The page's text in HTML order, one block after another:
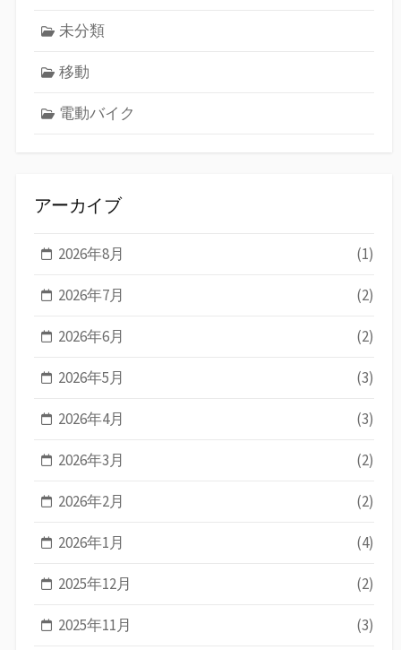
未分類
移動
電動バイク
アーカイブ
2026年8月 (1)
2026年7月 (2)
2026年6月 (2)
2026年5月 (3)
2026年4月 (3)
2026年3月 (2)
2026年2月 (2)
2026年1月 (4)
2025年12月 (2)
2025年11月 (3)